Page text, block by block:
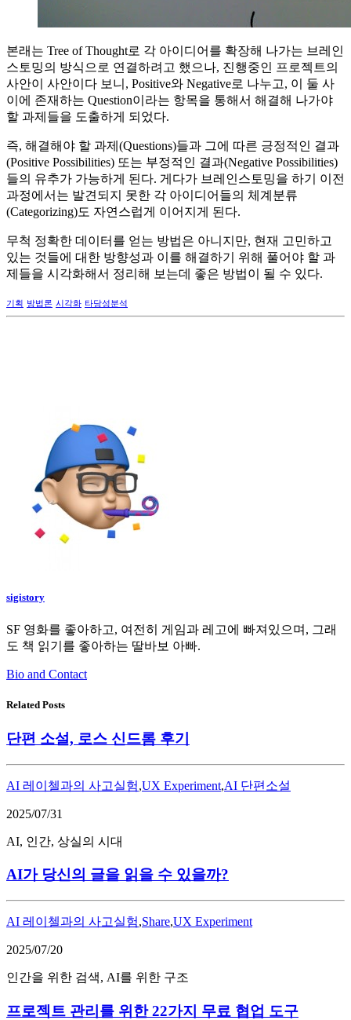
본래는 Tree of Thought로 각 아이디어를 확장해 나가는 브레인
스토밍의 방식으로 연결하려고 했으나, 진행중인 프로젝트의
사안이 사안이다 보니, Positive와 Negative로 나누고, 이 둘 사
이에 존재하는 Question이라는 항목을 통해서 해결해 나가야
할 과제들을 도출하게 되었다.
즉, 해결해야 할 과제(Questions)들과 그에 따른 긍정적인 결과
(Positive Possibilities) 또는 부정적인 결과(Negative Possibilities)
들의 유추가 가능하게 된다. 게다가 브레인스토밍을 하기 이전
과정에서는 발견되지 못한 각 아이디어들의 체계분류
(Categorizing)도 자연스럽게 이어지게 된다.
무척 정확한 데이터를 얻는 방법은 아니지만, 현재 고민하고
있는 것들에 대한 방향성과 이를 해결하기 위해 풀어야 할 과
제들을 시각화해서 정리해 보는데 좋은 방법이 될 수 있다.
기획 방법론 시각화 타당성분석
sigistory
SF 영화를 좋아하고, 여전히 게임과 레고에 빠져있으며, 그래
도 책 읽기를 좋아하는 딸바보 아빠.
Bio and Contact
Related Posts
단편 소설, 로스 신드롬 후기
AI 레이첼과의 사고실험,UX Experiment,AI 단편소설
2025/07/31
AI, 인간, 상실의 시대
AI가 당신의 글을 읽을 수 있을까?
AI 레이첼과의 사고실험,Share,UX Experiment
2025/07/20
인간을 위한 검색, AI를 위한 구조
프로젝트 관리를 위한 22가지 무료 협업 도구